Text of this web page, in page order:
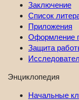
Заключение
Список
Приложения
Оформление
Защита
Энциклопедия
Начальные